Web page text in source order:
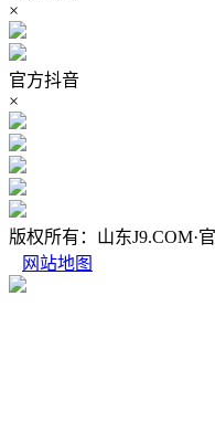
×
官方抖音
×
版权所有：山东J9.COM·
网站地图